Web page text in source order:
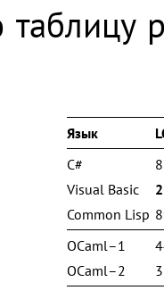
таблицу
Язык
C#
Visual Basic
Common Lisp
OCaml–1
OCaml–2